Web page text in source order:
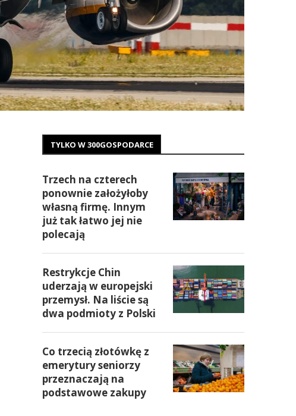
TYLKO W 300GOSPODARCE
Trzech na czterech
ponownie założyłoby
własną firmę. Innym
już tak łatwo jej nie
polecają
Restrykcje Chin
uderzają w europejski
przemysł. Na liście są
dwa podmioty z Polski
Co trzecią złotówkę z
emerytury seniorzy
przeznaczają na
podstawowe zakupy